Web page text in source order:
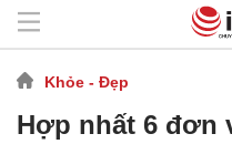
Khỏe - Đẹp
Hợp nhất 6 đơn